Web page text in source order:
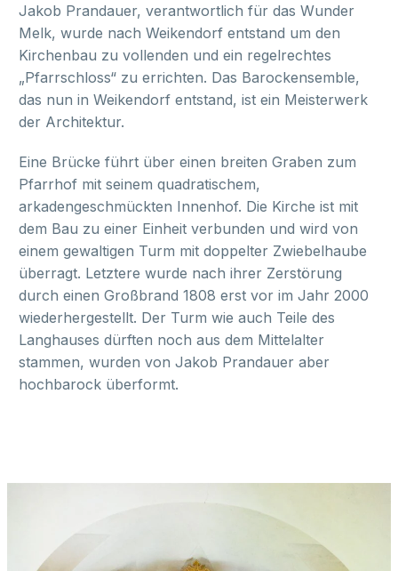
Jakob Prandauer, verantwortlich für das Wunder
Melk, wurde nach Weikendorf entstand um den
Kirchenbau zu vollenden und ein regelrechtes
„Pfarrschloss“ zu errichten. Das Barockensemble,
das nun in Weikendorf entstand, ist ein Meisterwerk
der Architektur.
Eine Brücke führt über einen breiten Graben zum
Pfarrhof mit seinem quadratischem,
arkadengeschmückten Innenhof. Die Kirche ist mit
dem Bau zu einer Einheit verbunden und wird von
einem gewaltigen Turm mit doppelter Zwiebelhaube
überragt. Letztere wurde nach ihrer Zerstörung
durch einen Großbrand 1808 erst vor im Jahr 2000
wiederhergestellt. Der Turm wie auch Teile des
Langhauses dürften noch aus dem Mittelalter
stammen, wurden von Jakob Prandauer aber
hochbarock überformt.